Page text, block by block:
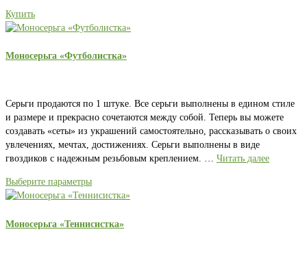
Купить
Моносерьга «Футболистка»
Серьги продаются по 1 штуке. Все серьги выполнены в едином стиле
и размере и прекрасно сочетаются между собой. Теперь вы можете
создавать «сеты» из украшений самостоятельно, рассказывать о своих
увлечениях, мечтах, достижениях. Серьги выполнены в виде
гвоздиков с надежным резьбовым креплением. … Читать далее
Выберите параметры
Моносерьга «Теннисистка»